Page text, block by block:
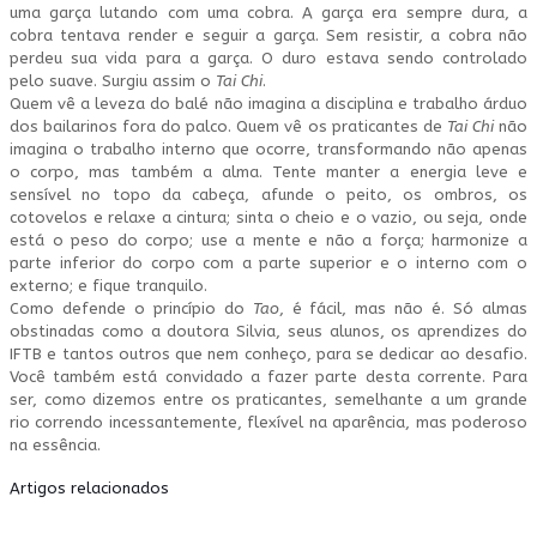
uma garça lutando com uma cobra. A garça era sempre dura, a
cobra tentava render e seguir a garça. Sem resistir, a cobra não
perdeu sua vida para a garça. O duro estava sendo controlado
pelo suave. Surgiu assim o Tai Chi.
Quem vê a leveza do balé não imagina a disciplina e trabalho árduo
dos bailarinos fora do palco. Quem vê os praticantes de Tai Chinão
imagina o trabalho interno que ocorre, transformando não apenas
o corpo, mas também a alma. Tente manter a energia leve e
sensível no topo da cabeça, afunde o peito, os ombros, os
cotovelos e relaxe a cintura; sinta o cheio e o vazio, ou seja, onde
está o peso do corpo; use a mente e não a força; harmonize a
parte inferior do corpo com a parte superior e o interno com o
externo; e fique tranquilo.
Como defende o princípio do Tao, é fácil, mas não é. Só almas
obstinadas como a doutora Silvia, seus alunos, os aprendizes do
IFTB e tantos outros que nem conheço, para se dedicar ao desafio.
Você também está convidado a fazer parte desta corrente. Para
ser, como dizemos entre os praticantes, semelhante a um grande
rio correndo incessantemente, flexível na aparência, mas poderoso
na essência.
Artigos relacionados